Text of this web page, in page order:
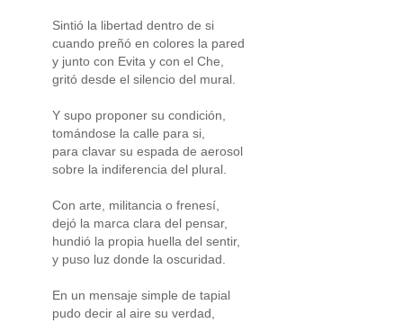
Sintió la libertad dentro de si
cuando preñó en colores la pared
y junto con Evita y con el Che,
gritó desde el silencio del mural.
Y supo proponer su condición,
tomándose la calle para si,
para clavar su espada de aerosol
sobre la indiferencia del plural.
Con arte, militancia o frenesí,
dejó la marca clara del pensar,
hundió la propia huella del sentir,
y puso luz donde la oscuridad.
En un mensaje simple de tapial
pudo decir al aire su verdad,